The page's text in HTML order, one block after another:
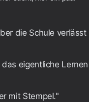
die Schule verlässt
eigentliche Lernen
mit Stempel."